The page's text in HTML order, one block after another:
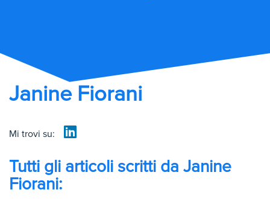
Janine Fiorani
Mi trovi su:
Tutti gli articoli scritti da Janine
Fiorani: